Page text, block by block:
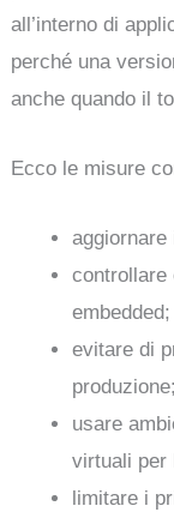
all’interno di
perché una
anche quando il
Ecco le misure
aggiornare
controllare
embedded;
evitare di
produzione;
usare
virtuali per
limitare i